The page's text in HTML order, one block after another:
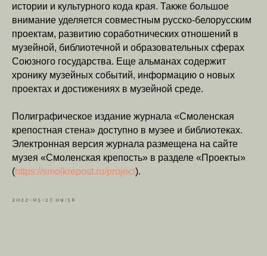
истории и культурного кода края. Также большое
внимание уделяется совместным русско-белорусским
проектам, развитию соработнических отношений в
музейной, библиотечной и образовательных сферах
Союзного государства. Еще альманах содержит
хронику музейных событий, информацию о новых
проектах и достижениях в музейной среде.
Полиграфическое издание журнала «Смоленская
крепостная стена» доступно в музее и библиотеках.
Электронная версия журнала размещена на сайте
музея «Смоленская крепость» в разделе «Проекты»
(https://smolkrepost.ru/project).
2022-05-27 09:56